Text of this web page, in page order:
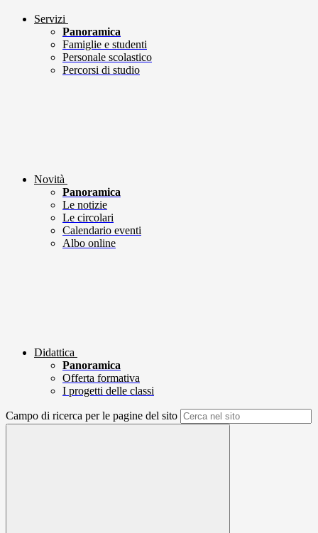
Servizi
Panoramica
Famiglie e studenti
Personale scolastico
Percorsi di studio
Novità
Panoramica
Le notizie
Le circolari
Calendario eventi
Albo online
Didattica
Panoramica
Offerta formativa
I progetti delle classi
Campo di ricerca per le pagine del sito